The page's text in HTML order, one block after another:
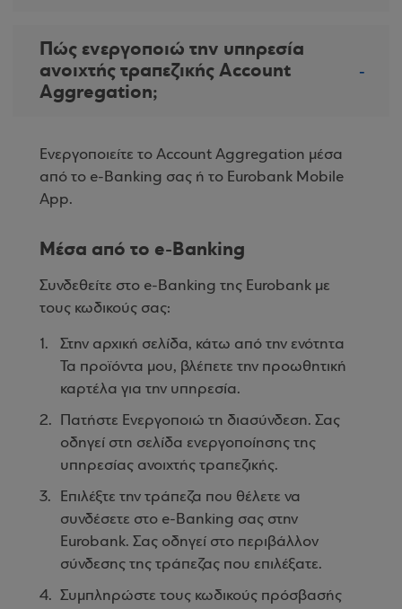
Πώς ενεργοποιώ την υπηρεσία
ανοιχτής τραπεζικής Account
Aggregation;
Ενεργοποιείτε το Account Aggregation μέσα
από το e-Banking σας ή το Eurobank Mobile
App.
Μέσα από το e-Banking
Συνδεθείτε στο e-Banking της Eurobank με
τους κωδικούς σας:
Στην αρχική σελίδα, κάτω από την ενότητα
Τα προϊόντα μου, βλέπετε την προωθητική
καρτέλα για την υπηρεσία.
Πατήστε Ενεργοποιώ τη διασύνδεση. Σας
οδηγεί στη σελίδα ενεργοποίησης της
υπηρεσίας ανοιχτής τραπεζικής.
Επιλέξτε την τράπεζα που θέλετε να
συνδέσετε στο e-Banking σας στην
Eurobank. Σας οδηγεί στο περιβάλλον
σύνδεσης της τράπεζας που επιλέξατε.
Συμπληρώστε τους κωδικούς πρόσβασής